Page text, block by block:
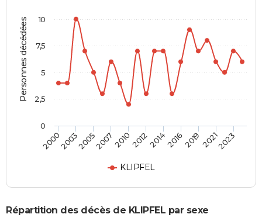
Personnes décédées
KLIPFEL
20002003200520072010201220142016201920212023
0
2,5
5
7,5
10
Répartition des décès de KLIPFEL par sexe